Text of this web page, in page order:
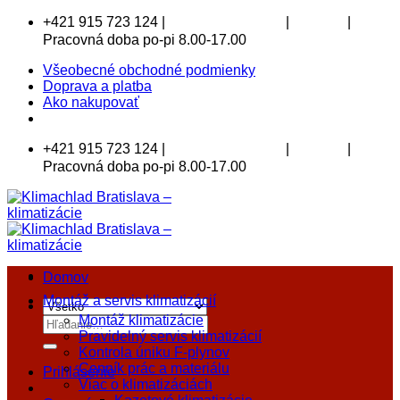
Skip
+421 915 723 124 |
Pracovná doba po-pi 8.00-17.00
Všeobecné obchodné podmienky
Doprava a platba
Ako nakupovať
+421 915 723 124 |
Pracovná doba po-pi 8.00-17.00
Hľadať:
Prihlásenie
Domov
Montáž a servis klimatizácií
Montáž klimatizácie
Pravidelný servis klimatizácií
Kontrola úniku F-plynov
Cenník prác a materiálu
Viac o klimatizáciách